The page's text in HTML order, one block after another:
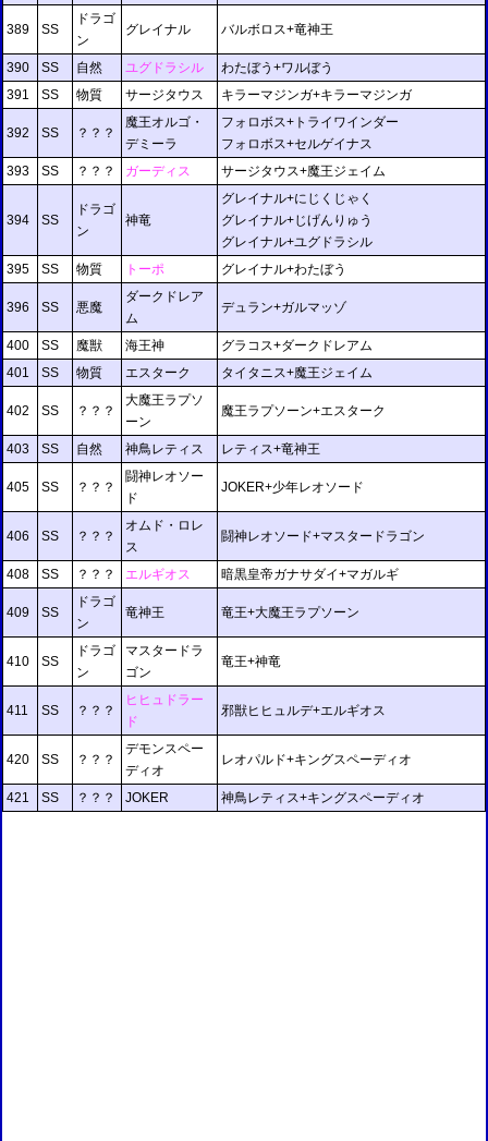
389 SS
ドラゴ
ン
グレイナル バルボロス+竜神王
390 SS 自然 ユグドラシル
わたぼう+ワルぼう
391
SS 物質 サージタウス キラーマジンガ+キラーマジンガ
392 SS ？？？
魔王オルゴ・
デミーラ
フォロボス+トライワインダー
フォロボス+セルゲイナス
393
SS ？？？ ガーディス サージタウス+魔王ジェイム
394 SS
ドラゴ
ン
神竜
グレイナル+にじくじゃく
グレイナル+じげんりゅう
グレイナル+ユグドラシル
395
SS 物質 トーポ グレイナル+わたぼう
396 SS 悪魔
ダークドレア
ム
デュラン+ガルマッゾ
400 SS 魔獣 海王神
グラコス+ダークドレアム
401
SS 物質 エスターク タイタニス+魔王ジェイム
402 SS ？？？
大魔王ラプソ
ーン
魔王ラプソーン+エスターク
403 SS 自然 神鳥レティス レティス+竜神王
405 SS ？？？
闘神レオソー
ド
JOKER+少年レオソード
406 SS ？？？
オムド・ロレ
ス
闘神レオソード+マスタードラゴン
408 SS ？？？ エルギオス 暗黒皇帝ガナサダイ+マガルギ
409 SS
ドラゴ
ン
竜神王 竜王+大魔王ラプソーン
410 SS
ドラゴ
ン
マスタードラ
ゴン
竜王+神竜
411 SS ？？？
ヒヒュドラー
ド
邪獣ヒヒュルデ+エルギオス
420 SS ？？？
デモンスペー
ディオ
レオパルド+キングスペーディオ
421 SS ？？？ JOKER 神鳥レティス+キングスペーディオ